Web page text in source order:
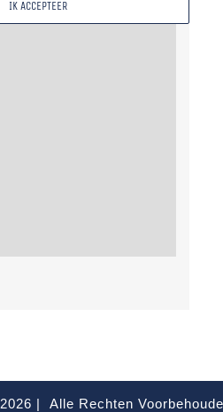
IK ACCEPTEER
2026 | Alle Rechten